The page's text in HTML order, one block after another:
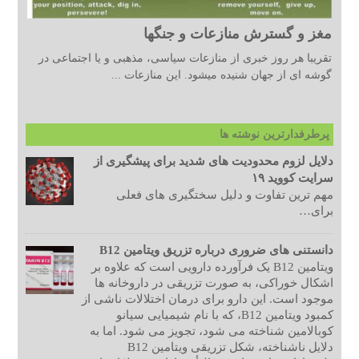
مغز و گسترش منازعات و جنگها
تقریبا هر روز خبری از منازعات سیاسی، مذهبی و یا اجتماعی در
گوشه ای از جهان شنیده میشود. این منازعات ...
پرطرفدارترین نوشته ها
دلایل لزوم محدودیت های شدید برای پیشگیری از
سرایت کووید ۱۹
مهم ترین تفاوت و دلیل سختگیری های فعلی
برای…
دانستنی های ضروری درباره تزریق ویتامین B12
ویتامین B12 یک فرآورده دارویی است که علاوه بر
اشکال خوراکی، به صورت تزریقی در داروخانه ها
موجود است. این دارو برای درمان اختلالات ناشی از
کمبود ویتامین B12، که با نام شیمیایی سیانو
کوبالامین شناخته می شود، تجویز می شود. اما به
دلایل ناشناخته، شکل تزریقی ویتامین B12